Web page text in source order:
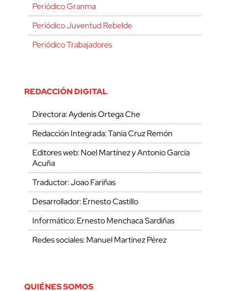
Periódico Granma
Periódico Juventud Rebelde
Periódico Trabajadores
REDACCIÓN DIGITAL
Directora: Aydenis Ortega Che
Redacción Integrada: Tania Cruz Remón
Editores web: Noel Martínez y Antonio García
Acuña
Traductor: Joao Fariñas
Desarrollador: Ernesto Castillo
Informático: Ernesto Menchaca Sardiñas
Redes sociales: Manuel Martínez Pérez
QUIÉNES SOMOS